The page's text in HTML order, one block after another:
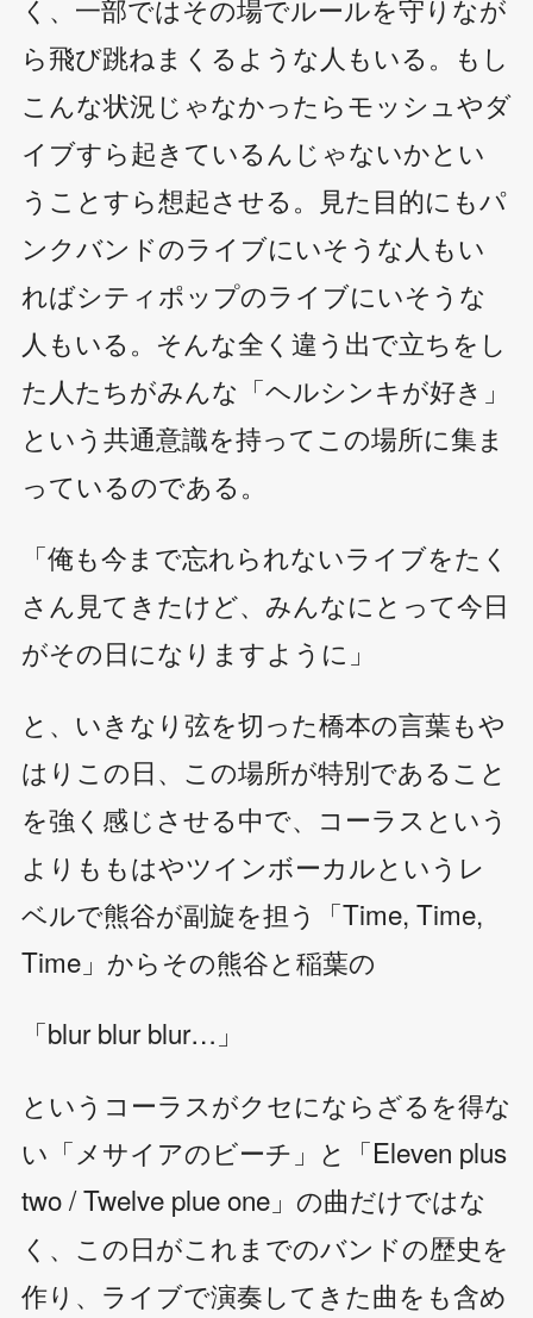
く、一部ではその場でルールを守りなが
ら飛び跳ねまくるような人もいる。もし
こんな状況じゃなかったらモッシュやダ
イブすら起きているんじゃないかとい
うことすら想起させる。見た目的にもパ
ンクバンドのライブにいそうな人もい
ればシティポップのライブにいそうな
人もいる。そんな全く違う出で立ちをし
た人たちがみんな「ヘルシンキが好き」
という共通意識を持ってこの場所に集ま
っているのである。
「俺も今まで忘れられないライブをたく
さん見てきたけど、みんなにとって今日
がその日になりますように」
と、いきなり弦を切った橋本の言葉もや
はりこの日、この場所が特別であること
を強く感じさせる中で、コーラスという
よりももはやツインボーカルというレ
ベルで熊谷が副旋を担う「Time, Time,
Time」からその熊谷と稲葉の
「blur blur blur…」
というコーラスがクセにならざるを得な
い「メサイアのビーチ」と「Eleven plus
two / Twelve plue one」の曲だけではな
く、この日がこれまでのバンドの歴史を
作り、ライブで演奏してきた曲をも含め